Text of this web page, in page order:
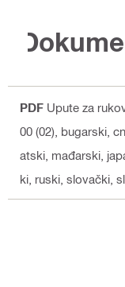
PDF Upute za
00 (02) , bugarski,
atski, mađarski,
ki, ruski, slovački,